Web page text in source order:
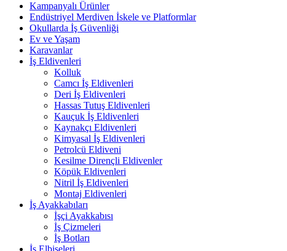
Kampanyalı Ürünler
Endüstriyel Merdiven İskele ve Platformlar
Okullarda İş Güvenliği
Ev ve Yaşam
Karavanlar
İş Eldivenleri
Kolluk
Camcı İş Eldivenleri
Deri İş Eldivenleri
Hassas Tutuş Eldivenleri
Kauçuk İş Eldivenleri
Kaynakçı Eldivenleri
Kimyasal İş Eldivenleri
Petrolcü Eldiveni
Kesilme Dirençli Eldivenler
Köpük Eldivenleri
Nitril İş Eldivenleri
Montaj Eldivenleri
İş Ayakkabıları
İşçi Ayakkabısı
İş Çizmeleri
İş Botları
İş Elbiseleri